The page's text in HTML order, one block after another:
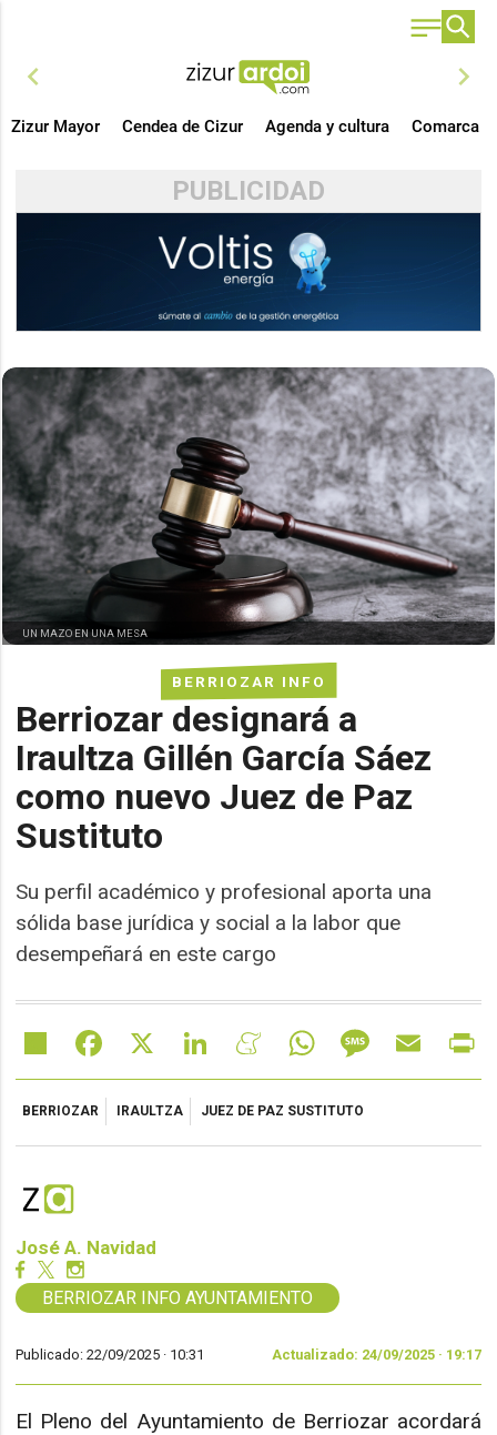
chevron_left chevron_right
Zizur Mayor Cendea de Cizur Agenda y cultura Comarca
PUBLICIDAD
BERRIOZAR INFO
Berriozar designará a
Iraultza Gillén García Sáez
como nuevo Juez de Paz
Sustituto
Su perfil académico y profesional aporta una
sólida base jurídica y social a la labor que
desempeñará en este cargo
UN MAZO EN UNA MESA
Share Facebook LinkedIn MeneameWhatsAppMessageEmail
BERRIOZAR IRAULTZA JUEZ DE PAZ SUSTITUTO
José A. Navidad
BERRIOZAR INFO AYUNTAMIENTO
Publicado: 22/09/2025 · 10:31 Actualizado: 24/09/2025 · 19:17
El Pleno del Ayuntamiento de Berriozar acordará